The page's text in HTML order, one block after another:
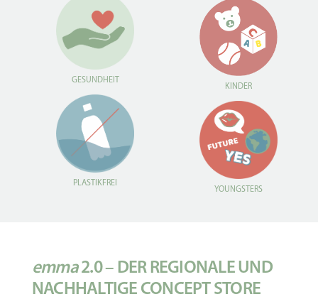
GESUNDHEIT
PLASTIKFREI
KINDER
YOUNGSTERS
emma2.0 – DER REGIONALE UND
NACHHALTIGE CONCEPT STORE